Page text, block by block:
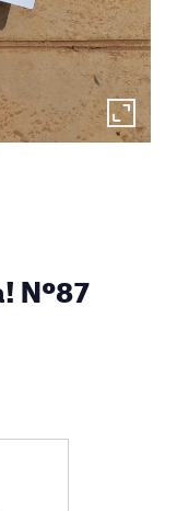
Nº87